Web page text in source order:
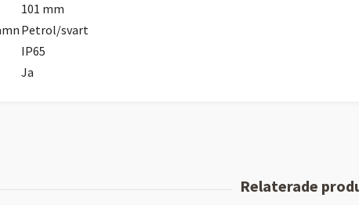
101 mm
Petrol/svart
IP65
Ja